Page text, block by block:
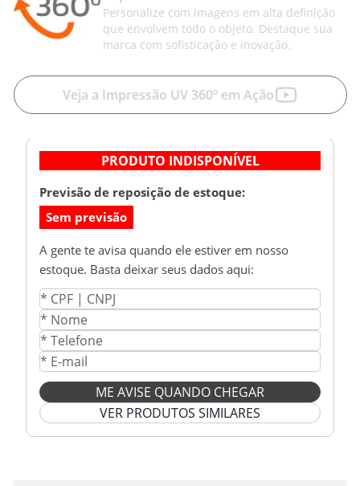
Personalize com imagens em alta definição
que envolvem todo o objeto. Destaque sua
marca com sofisticação e inovação.
Veja a Impressão UV 360º em Ação
PRODUTO INDISPONÍVEL
Previsão de reposição de estoque:
Sem previsão
A gente te avisa quando ele estiver em nosso
estoque. Basta deixar seus dados aqui:
ME AVISE QUANDO CHEGAR
VER PRODUTOS SIMILARES